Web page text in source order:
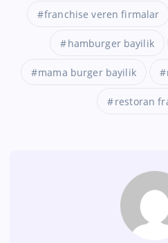
franchise veren firmalar
hamburger bayilik
mama burger bayilik
restoran